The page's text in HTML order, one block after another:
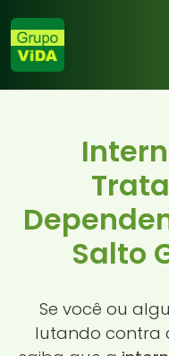
Salto
Se você ou
lutando contra